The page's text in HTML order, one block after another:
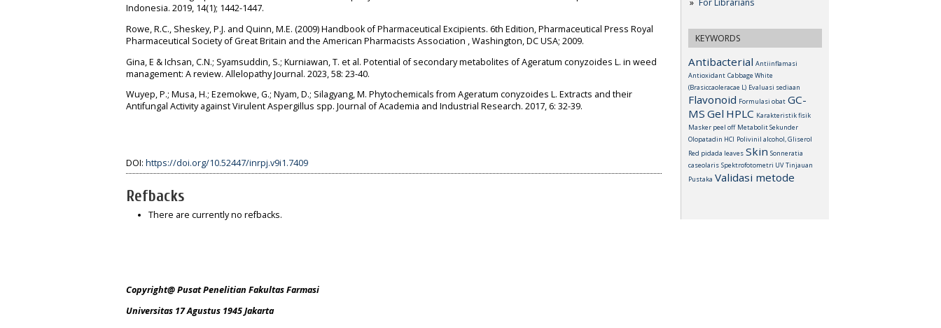
For Librarians
KEYWORDS
Antibacterial Antiinflamasi
Antioxidant Cabbage White
(Brasiccaoleracae L) Evaluasi sediaan
Flavonoid Formulasi obat GC-
MS Gel HPLC Karakteristik fisik
Masker peel off Metabolit Sekunder
Olopatadin HCl Polivinil alcohol, Gliserol
Red pidada leaves Skin Sonneratia
caseolaris Spektrofotometri UV Tinjauan
Pustaka Validasi metode
Indonesia. 2019, 14(1); 1442-1447.
Rowe, R.C., Sheskey, P.J. and Quinn, M.E. (2009) Handbook of Pharmaceutical Excipients. 6th Edition, Pharmaceutical Press Royal
Pharmaceutical Society of Great Britain and the American Pharmacists Association , Washington, DC USA; 2009.
Gina, E & Ichsan, C.N.; Syamsuddin, S.; Kurniawan, T. et al. Potential of secondary metabolites of Ageratum conyzoides L. in weed
management: A review. Allelopathy Journal. 2023, 58: 23-40.
Wuyep, P.; Musa, H.; Ezemokwe, G.; Nyam, D.; Silagyang, M. Phytochemicals from Ageratum conyzoides L. Extracts and their
Antifungal Activity against Virulent Aspergillus spp. Journal of Academia and Industrial Research. 2017, 6: 32-39.
DOI: https://doi.org/10.52447/inrpj.v9i1.7409
Refbacks
There are currently no refbacks.
Copyright@ Pusat Penelitian Fakultas Farmasi
Universitas 17 Agustus 1945 Jakarta